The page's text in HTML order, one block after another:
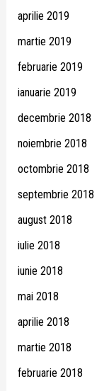
aprilie 2019
martie 2019
februarie 2019
ianuarie 2019
decembrie 2018
noiembrie 2018
octombrie 2018
septembrie 2018
august 2018
iulie 2018
iunie 2018
mai 2018
aprilie 2018
martie 2018
februarie 2018